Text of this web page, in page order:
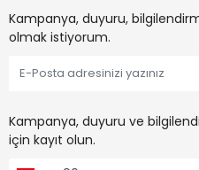
Kampanya, duyuru,
olmak istiyorum.
Kampanya, duyuru ve
için kayıt olun.